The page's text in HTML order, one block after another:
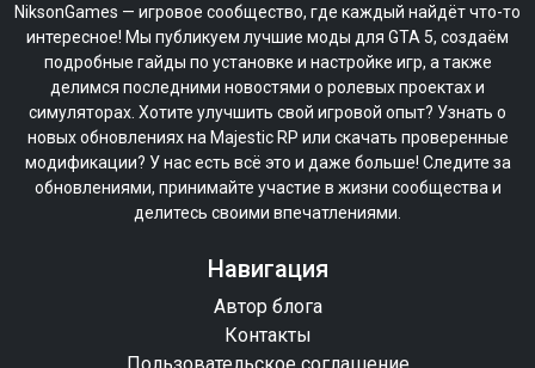
NiksonGames — игровое сообщество, где каждый найдёт что-то
интересное! Мы публикуем лучшие моды для GTA 5, создаём
подробные гайды по установке и настройке игр, а также
делимся последними новостями о ролевых проектах и
симуляторах. Хотите улучшить свой игровой опыт? Узнать о
новых обновлениях на Majestic RP или скачать проверенные
модификации? У нас есть всё это и даже больше! Следите за
обновлениями, принимайте участие в жизни сообщества и
делитесь своими впечатлениями.
Навигация
Автор блога
Контакты
Пользовательское соглашение